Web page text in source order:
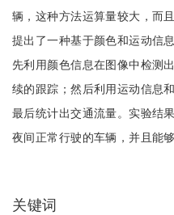
辆，这种方法运算量较大，而
提出了一种基于颜色和运动信
先利用颜色信息在图像中检测
续的跟踪；然后利用运动信息
最后统计出交通流量。实验结
夜间正常行驶的车辆，并且能
关键词